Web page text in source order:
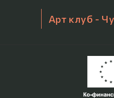
Арт клуб -